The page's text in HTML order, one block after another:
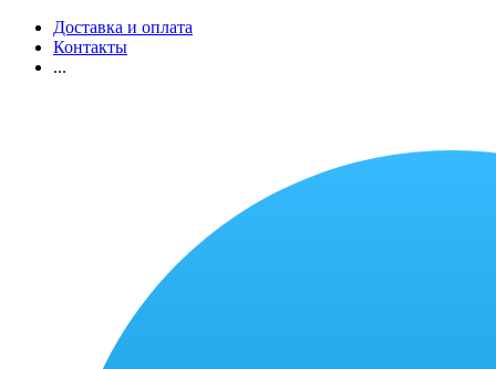
Доставка и оплата
Контакты
...